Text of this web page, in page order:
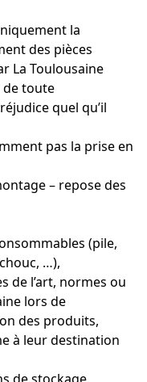
la
des pièces
La Toulousaine
de toute
quel qu’il
pas la prise en
– repose des
(pile,
…),
de l’art, normes ou
lors de
des produits,
à leur destination